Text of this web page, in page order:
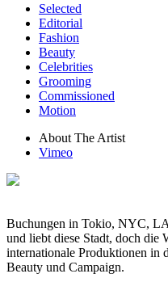
Selected
Editorial
Fashion
Beauty
Celebrities
Grooming
Commissioned
Motion
About The Artist
Vimeo
Buchungen in Tokio, NYC,
und liebt diese Stadt, doch die
internationale Produktionen in
Beauty und Campaign.